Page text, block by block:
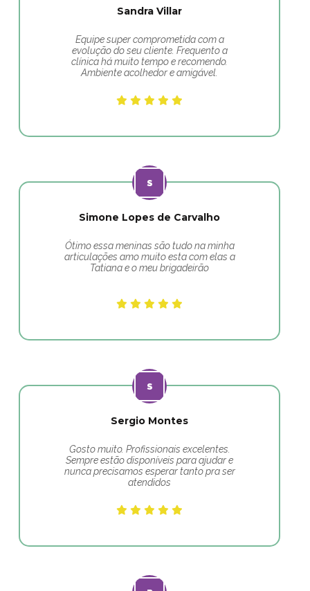
Sandra Villar
Equipe super comprometida com a
evolução do seu cliente. Frequento a
clínica há muito tempo e recomendo.
Ambiente acolhedor e amigável.
Simone Lopes de Carvalho
Ótimo essa meninas são tudo na minha
articulações amo muito esta com elas a
Tatiana e o meu brigadeirão
Sergio Montes
Gosto muito. Profissionais excelentes.
Sempre estão disponíveis para ajudar e
nunca precisamos esperar tanto pra ser
atendidos